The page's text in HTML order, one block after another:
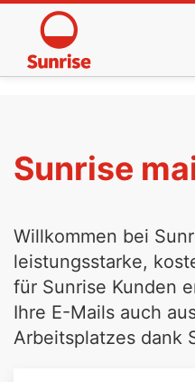
Sunrise
Willkommen bei
leistungsstarke,
für Sunrise Kunden
Ihre E-Mails auch
Arbeitsplatzes dank